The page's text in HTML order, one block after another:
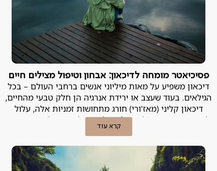
פסיכיאטר מומחה לדיכאון: אבחון וטיפול מצילים חיים
דיכאון משפיע על מאות מיליוני אנשים ברחבי העולם – בכל
הגילאים. בעוד שעצב או ירידת אנרגיה הן חלק טבעי מהחיים,
דיכאון קליני (מאז'ורי) חורג מתחושות זמניות אלה, עלול
להשפיע עמוקות על היכולת של אדם לתפקד וליהנות מחייו,
ועלול להיות מסוכן. פסיכיאטר מומחה לדיכאון מסביר.
קרא עוד